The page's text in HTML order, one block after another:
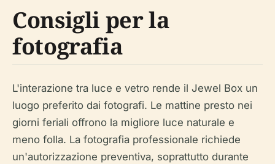
Consigli per la
fotografia
L'interazione tra luce e vetro rende il Jewel Box un
luogo preferito dai fotografi. Le mattine presto nei
giorni feriali offrono la migliore luce naturale e
meno folla. La fotografia professionale richiede
un'autorizzazione preventiva, soprattutto durante